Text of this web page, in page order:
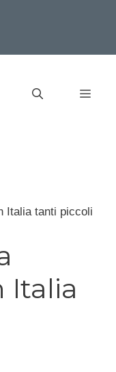
Italia tanti piccoli
Italia